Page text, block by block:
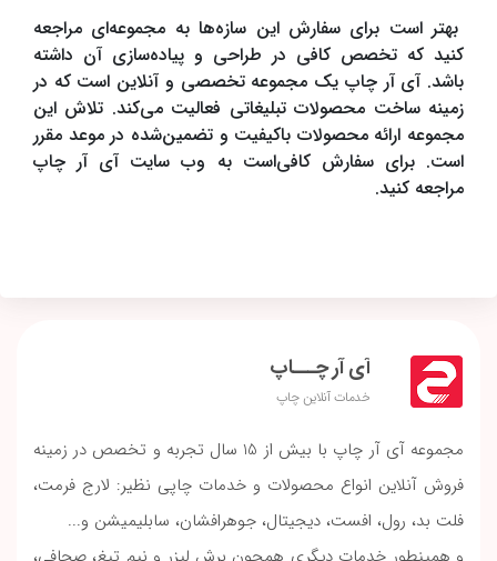
بهتر است برای سفارش این سازه‌ها به مجموعه‌ای مراجعه
کنید که تخصص کافی در طراحی و پیاده‌سازی آن داشته
باشد. آی آر چاپ یک مجموعه تخصصی و آنلاین است که در
زمینه ساخت محصولات تبلیغاتی فعالیت می‌کند. تلاش این
مجموعه ارائه محصولات باکیفیت و تضمین‌شده در موعد مقرر
است. برای سفارش کافی‌است به وب سایت آی آر چاپ
مراجعه کنید.
آی آر چـــاپ
خدمات آنلاین چاپ
مجموعه آی آر چاپ با بیش از 15 سال تجربه و تخصص در زمینه
فروش آنلاین انواع محصولات و خدمات چاپی نظیر: لارج فرمت،
فلت بد، رول، افست، دیجیتال، جوهرافشان، سابلیمیشن و...